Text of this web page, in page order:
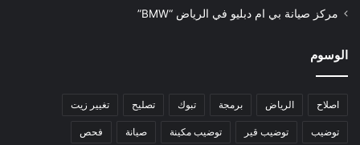
مركز صيانة بي ام دبليو في الرياض “BMW”
الوسوم
اصلاح الرياض برمجة تبوك تصليح تغيير زيت
توضيب توضيب قير توضيب مكينة صيانة فحص